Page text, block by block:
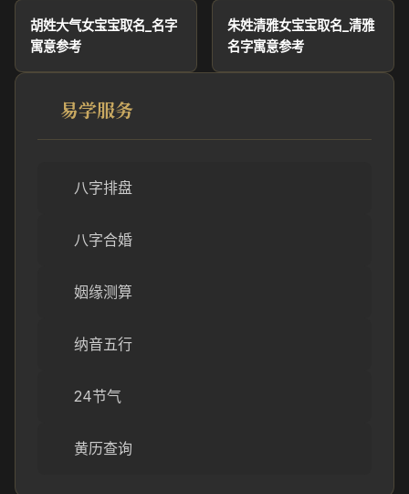
胡姓大气女宝宝取名_名字
寓意参考
朱姓清雅女宝宝取名_清雅
名字寓意参考
易学服务
八字排盘
八字合婚
姻缘测算
纳音五行
24节气
黄历查询